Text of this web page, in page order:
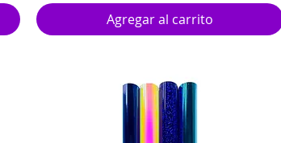
Agregar al carrito